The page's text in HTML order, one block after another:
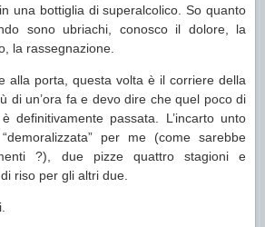
una bottiglia di superalcolico. So quanto
sono ubriachi, conosco il dolore, la
la rassegnazione.
alla porta, questa volta è il corriere della
di un’ora fa e devo dire che quel poco di
definitivamente passata. L’incarto unto
per me (come sarebbe
?), due pizze quattro stagioni e
riso per gli altri due.